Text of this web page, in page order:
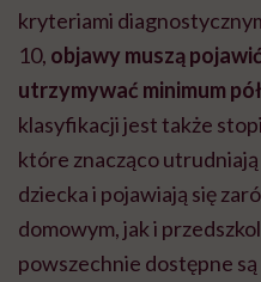
kryteriami
10, objawy muszą
utrzymywać minimum
klasyfikacji jest także
które znacząco
dziecka i pojawiają się
domowym, jak i
powszechnie dostępne